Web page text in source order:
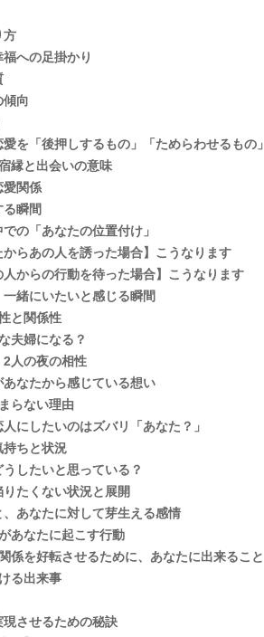
方
への足掛かり
傾向
を「後押しするもの」「ためらわせるもの」
縁と出会いの意味
愛関係
る瞬間
の「あなたの位置付け」
らあの人を誘った場合】こうなります
からの行動を待った場合】こうなります
緒にいたいと感じる瞬間
と関係性
夫婦になる？
人の夜の相性
あなたから感じている想い
らない理由
にしたいのはズバリ「あなた？」
持ちと状況
したいと思っている？
たくない状況と展開
あなたに対して芽生える感情
あなたに起こす行動
係を好転させるために、あなたに出来ること
る出来事
現させるための秘訣